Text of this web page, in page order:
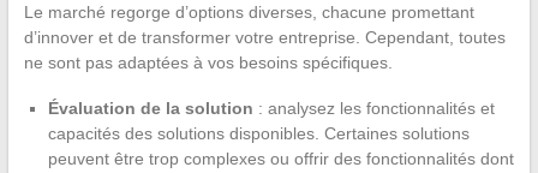
Le marché regorge d’options diverses, chacune promettant
d’innover et de transformer votre entreprise. Cependant, toutes
ne sont pas adaptées à vos besoins spécifiques.
Évaluation de la solution : analysez les fonctionnalités et
capacités des solutions disponibles. Certaines solutions
peuvent être trop complexes ou offrir des fonctionnalités dont